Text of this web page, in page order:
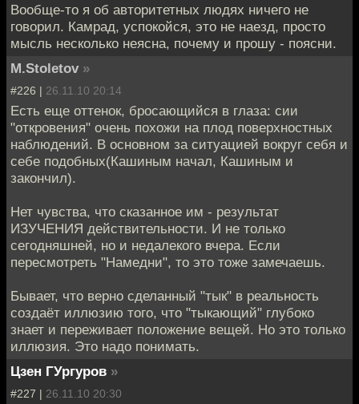
Вообще-то я об авторитетных людях ничего не
говорил. Камрад, успокойся, это не наезд, просто
мысль несколько неясна, почему и прошу - поясни.
M.Stoletov »
#226 | 26.11.10 20:14
Есть еще оттенок, бросающийся в глаза: сии
"откровения" очень похожи на плод поверхностных
наблюдений. В основном за ситуацией вокруг себя и
себе подобных(Кашиным начал, Кашиным и
закончил).
Нет чувства, что сказанное им - результат
ИЗУЧЕНИЯ действительности. И не только
сегодняшней, но и недалекого вчера. Если
пересмотреть "Намедни", то это тоже замечаешь.
Бывает, что верно сделанный "тык" в реальность
создаёт иллюзию того, что "тыкающий" глубоко
знает и переживает положение вещей. Но это только
иллюзия. Это надо понимать.
Цзен ГУргуров »
#227 | 26.11.10 20:30